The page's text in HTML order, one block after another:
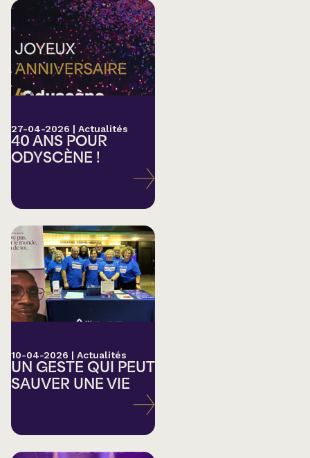
27-04-2026 | Actualités
40 ANS POUR
ODYSCÈNE !
10-04-2026 | Actualités
UN GESTE QUI PEUT
SAUVER UNE VIE